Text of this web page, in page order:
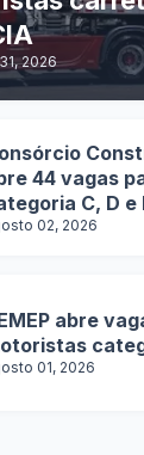
2026
44 vagas
C, D e
02, 2026
abre
01, 2026